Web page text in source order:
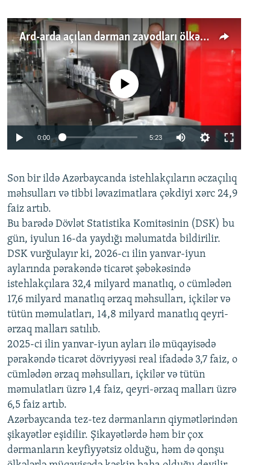
Ard-arda açılan dərman zavodları ölkənin tələbatını ödəyirmi?
Auto 240p 360p 480p
720p 1080p
No media source currently available
0:00 5:23
360p
480p
720p
1080p
Son bir ildə Azərbaycanda istehlakçıların əczaçılıq
məhsulları və tibbi ləvazimatlara çəkdiyi xərc 24,9
faiz artıb.
Bu barədə Dövlət Statistika Komitəsinin (DSK) bu
gün, iyulun 16-da yaydığı məlumatda bildirilir.
DSK vurğulayır ki, 2026-cı ilin yanvar-iyun
aylarında pərakəndə ticarət şəbəkəsində
istehlakçılara 32,4 milyard manatlıq, o cümlədən
17,6 milyard manatlıq ərzaq məhsulları, içkilər və
tütün məmulatları, 14,8 milyard manatlıq qeyri-
ərzaq malları satılıb.
2025-ci ilin yanvar-iyun ayları ilə müqayisədə
pərakəndə ticarət dövriyyəsi real ifadədə 3,7 faiz, o
cümlədən ərzaq məhsulları, içkilər və tütün
məmulatları üzrə 1,4 faiz, qeyri-ərzaq malları üzrə
6,5 faiz artıb.
Azərbaycanda tez-tez dərmanların qiymətlərindən
şikayətlər eşidilir. Şikayətlərdə həm bir çox
dərmanların keyfiyyətsiz olduğu, həm də qonşu